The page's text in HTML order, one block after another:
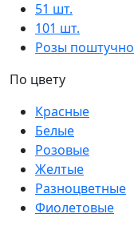
51 шт.
101 шт.
Розы поштучно
По цвету
Красные
Белые
Розовые
Желтые
Разноцветные
Фиолетовые